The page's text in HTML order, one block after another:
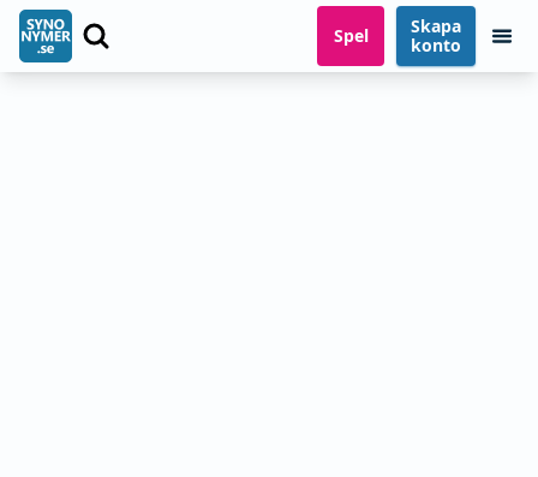
Spel
Skapa
konto